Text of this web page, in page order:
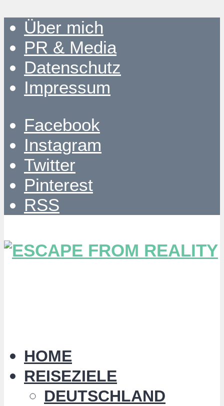
Über mich
PR & Media
Datenschutz
Impressum
Facebook
Instagram
Twitter
Pinterest
RSS
HOME
REISEZIELE
DEUTSCHLAND